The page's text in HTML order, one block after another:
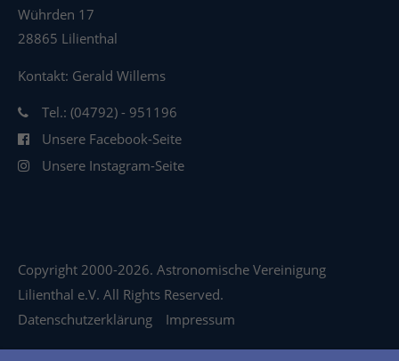
Wührden 17
28865 Lilienthal
Kontakt: Gerald Willems
Tel.: (04792) - 951196
Unsere Facebook-Seite
Unsere Instagram-Seite
Copyright 2000-2026. Astronomische Vereinigung
Lilienthal e.V. All Rights Reserved.
Datenschutzerklärung
Impressum